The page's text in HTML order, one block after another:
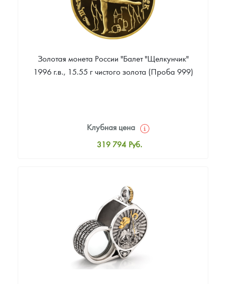
Золотая монета России "Балет "Щелкунчик"
1996 г.в., 15.55 г чистого золота (Проба 999)
Клубная цена
319 794 Руб.
Цена выкупа
Звоните